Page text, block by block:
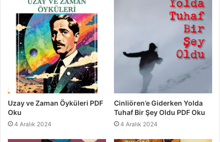
Uzay ve Zaman Öyküleri PDF
Oku
4 Aralık 2024
Cinliören’e Giderken Yolda
Tuhaf Bir Şey Oldu PDF Oku
4 Aralık 2024